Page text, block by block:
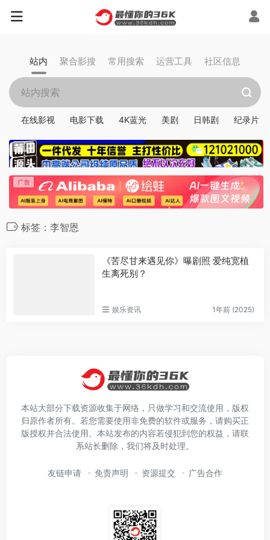
站内 聚合影搜 常用搜索 运营工具 社区信息
在线影视 电影下载 4K蓝光 美剧 日韩剧 纪录片
标签：李智恩
《苦尽甘来遇见你》曝剧照 爱纯宽植
生离死别？
娱乐资讯 1年前 (2025)
本站大部分下载资源收集于网络，只做学习和交流使用，版权
归原作者所有。若您需要使用非免费的软件或服务，请购买正
版授权并合法使用。本站发布的内容若侵犯到您的权益，请联
系站长删除，我们将及时处理。
友链申请 免责声明 资源提交 广告合作